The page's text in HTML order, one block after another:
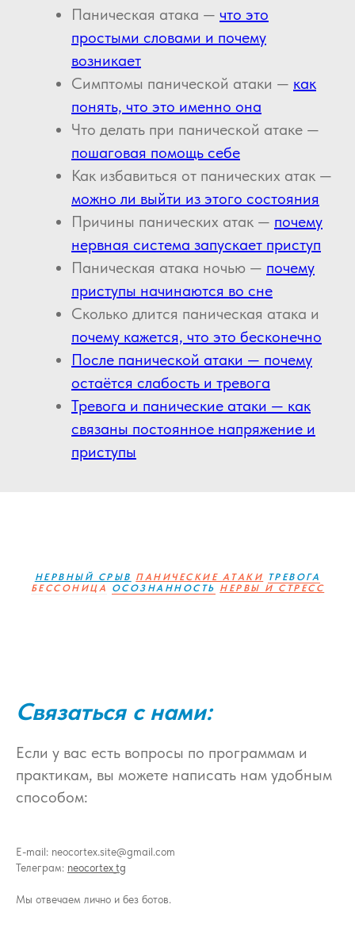
Паническая атака — что это
простыми словами и почему
возникает
Симптомы панической атаки — как
понять, что это именно она
Что делать при панической атаке —
пошаговая помощь себе
Как избавиться от панических атак —
можно ли выйти из этого состояния
Причины панических атак — почему
нервная система запускает приступ
Паническая атака ночью — почему
приступы начинаются во сне
Сколько длится паническая атака и
почему кажется, что это бесконечно
После панической атаки — почему
остаётся слабость и тревога
Тревога и панические атаки — как
связаны постоянное напряжение и
приступы
НЕРВНЫЙ СРЫВ ПАНИЧЕСКИЕ АТАКИ
ТРЕВОГА
БЕССОНИЦА
ОСОЗНАННОСТЬ НЕРВЫ И СТРЕСС
Связаться с нами:
Если у вас есть вопросы по программам и
практикам, вы можете написать нам удобным
способом:
E-mail: neocortex.site@gmail.com
Телеграм: neocortex_tg
Мы отвечаем лично и без ботов.